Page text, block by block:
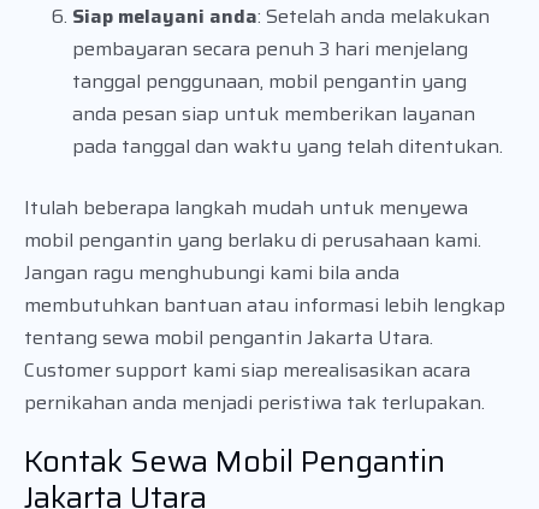
Siap melayani anda: Setelah anda melakukan
pembayaran secara penuh 3 hari menjelang
tanggal penggunaan, mobil pengantin yang
anda pesan siap untuk memberikan layanan
pada tanggal dan waktu yang telah ditentukan.
Itulah beberapa langkah mudah untuk menyewa
mobil pengantin yang berlaku di perusahaan kami.
Jangan ragu menghubungi kami bila anda
membutuhkan bantuan atau informasi lebih lengkap
tentang sewa mobil pengantin Jakarta Utara.
Customer support kami siap merealisasikan acara
pernikahan anda menjadi peristiwa tak terlupakan.
Kontak Sewa Mobil Pengantin
Jakarta Utara